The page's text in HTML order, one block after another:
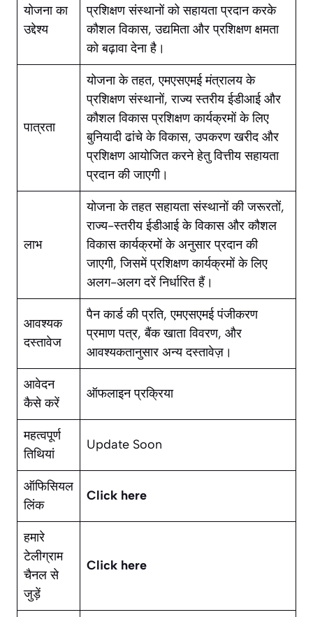
योजना का
उद्देश्य
प्रशिक्षण संस्थानों को सहायता प्रदान करके
कौशल विकास, उद्यमिता और प्रशिक्षण क्षमता
को बढ़ावा देना है।
पात्रता
योजना के तहत, एमएसएमई मंत्रालय के
प्रशिक्षण संस्थानों, राज्य स्तरीय ईडीआई और
कौशल विकास प्रशिक्षण कार्यक्रमों के लिए
बुनियादी ढांचे के विकास, उपकरण खरीद और
प्रशिक्षण आयोजित करने हेतु वित्तीय सहायता
प्रदान की जाएगी।
लाभ
योजना के तहत सहायता संस्थानों की जरूरतों,
राज्य-स्तरीय ईडीआई के विकास और कौशल
विकास कार्यक्रमों के अनुसार प्रदान की
जाएगी, जिसमें प्रशिक्षण कार्यक्रमों के लिए
अलग-अलग दरें निर्धारित हैं।
आवश्यक
दस्तावेज
पैन कार्ड की प्रति, एमएसएमई पंजीकरण
प्रमाण पत्र, बैंक खाता विवरण, और
आवश्यकतानुसार अन्य दस्तावेज़।
आवेदन
कैसे करें
ऑफलाइन प्रक्रिया
महत्वपूर्ण
तिथियां
Update Soon
ऑफिसियल
लिंक
Click here
हमारे
टेलीग्राम
चैनल से
जुड़ें
Click here